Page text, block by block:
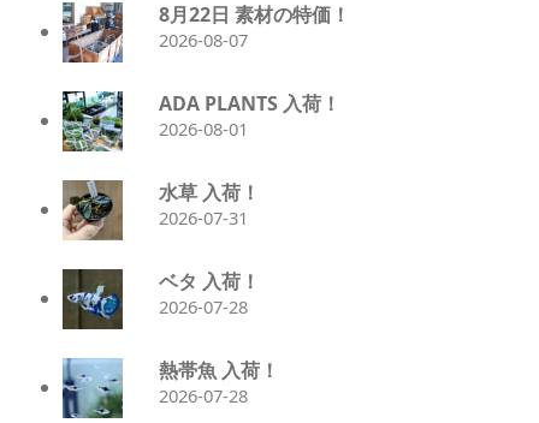
8月22日 素材の特価！
2026-08-07
ADA PLANTS 入荷！
2026-08-01
水草 入荷！
2026-07-31
ベタ 入荷！
2026-07-28
熱帯魚 入荷！
2026-07-28